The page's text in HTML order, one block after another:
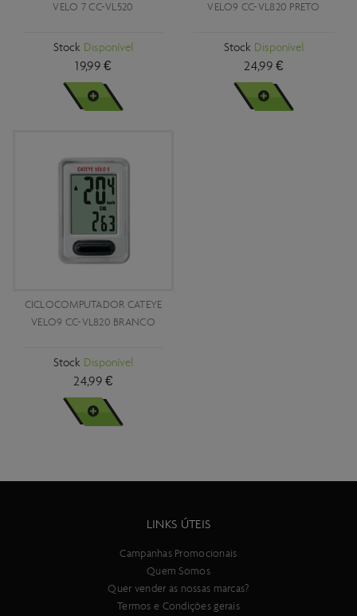
VELO 7 CC-VL520
Stock Disponível
19,99 €
VER MAIS
VELO9 CC-VL820 PRETO
Stock Disponível
24,99 €
VER MAIS
CICLOCOMPUTADOR CATEYE
VELO9 CC-VL820 BRANCO
Stock Disponível
24,99 €
VER MAIS
LINKS ÚTEIS
Campanhas Promocionais
Quem Somos
Quer vender as nossas marcas?
Termos e Condições gerais